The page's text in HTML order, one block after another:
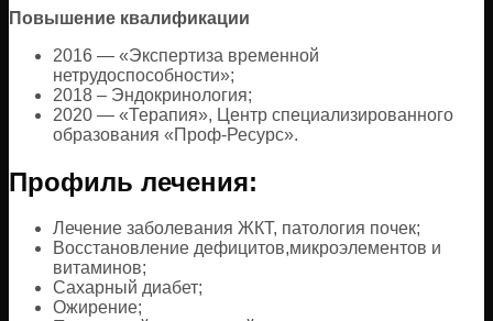
Повышение квалификации
2016 — «Экспертиза временной
нетрудоспособности»;
2018 – Эндокринология;
2020 — «Терапия», Центр специализированного
образования «Проф-Ресурс».
Профиль лечения:
Лечение заболевания ЖКТ, патология почек;
Восстановление дефицитов,микроэлементов и
витаминов;
Сахарный диабет;
Ожирение;